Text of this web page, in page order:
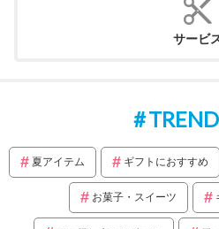
サービ
夏アイテム ギフトにおすすめ
お菓子・スイーツ